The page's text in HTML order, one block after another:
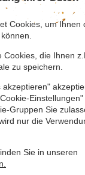
Nach oben
zu! Alle angegebenen
, Programmier- und
sind vorbehalten.
Compliance